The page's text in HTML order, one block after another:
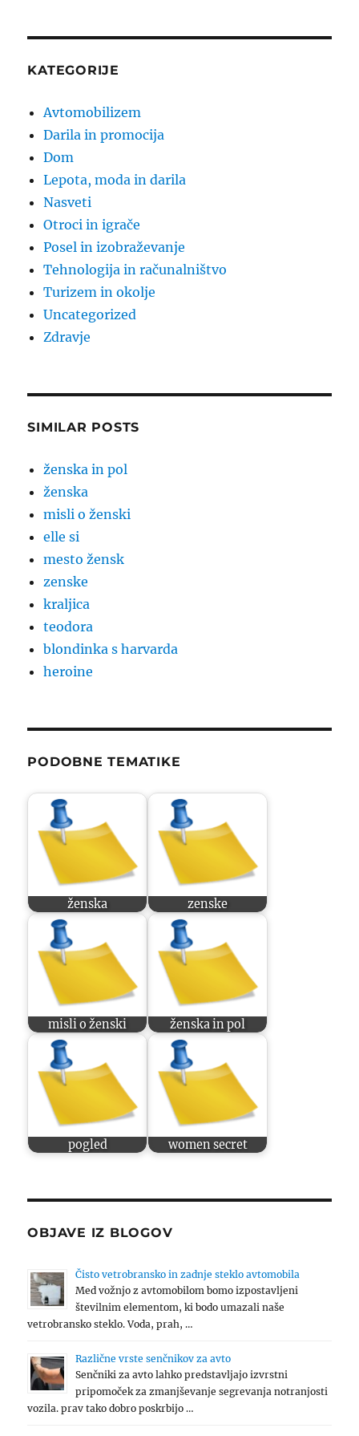
KATEGORIJE
Avtomobilizem
Darila in promocija
Dom
Lepota, moda in darila
Nasveti
Otroci in igrače
Posel in izobraževanje
Tehnologija in računalništvo
Turizem in okolje
Uncategorized
Zdravje
SIMILAR POSTS
ženska in pol
ženska
misli o ženski
elle si
mesto žensk
zenske
kraljica
teodora
blondinka s harvarda
heroine
PODOBNE TEMATIKE
ženska zenske
misli o ženski ženska in pol
pogled women secret
OBJAVE IZ BLOGOV
Čisto vetrobransko in zadnje steklo avtomobila
Med vožnjo z avtomobilom bomo izpostavljeni
številnim elementom, ki bodo umazali naše
vetrobransko steklo. Voda, prah, …
Različne vrste senčnikov za avto
Senčniki za avto lahko predstavljajo izvrstni
pripomoček za zmanjševanje segrevanja notranjosti
vozila. prav tako dobro poskrbijo …